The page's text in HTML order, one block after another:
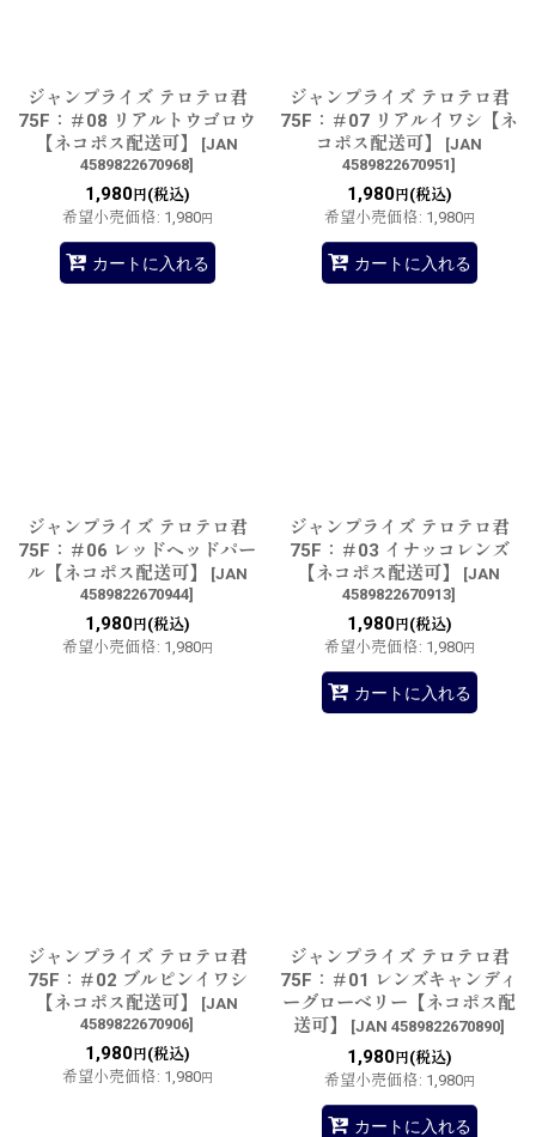
ジャンプライズ テロテロ君
75F：＃08 リアルトウゴロウ
【ネコポス配送可】
[JAN
4589822670968]
1,980円(税込)
希望小売価格: 1,980円
カートに入れる
ジャンプライズ テロテロ君
75F：＃07 リアルイワシ【ネ
コポス配送可】
[JAN
4589822670951]
1,980円(税込)
希望小売価格: 1,980円
カートに入れる
ジャンプライズ テロテロ君
75F：＃06 レッドヘッドパー
ル【ネコポス配送可】
[JAN
4589822670944]
1,980円(税込)
希望小売価格: 1,980円
ジャンプライズ テロテロ君
75F：＃03 イナッコレンズ
【ネコポス配送可】
[JAN
4589822670913]
1,980円(税込)
希望小売価格: 1,980円
カートに入れる
ジャンプライズ テロテロ君
75F：＃02 ブルピンイワシ
【ネコポス配送可】
[JAN
4589822670906]
1,980円(税込)
希望小売価格: 1,980円
ジャンプライズ テロテロ君
75F：＃01 レンズキャンディ
ーグローベリー【ネコポス配
送可】
[JAN 4589822670890]
1,980円(税込)
希望小売価格: 1,980円
カートに入れる